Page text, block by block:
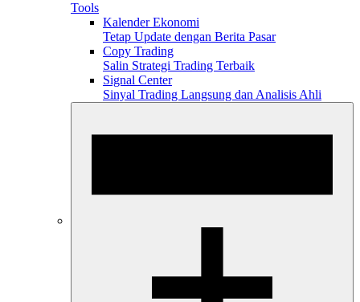
Tools
Kalender Ekonomi
Tetap Update dengan Berita Pasar
Copy Trading
Salin Strategi Trading Terbaik
Signal Center
Sinyal Trading Langsung dan Analisis Ahli